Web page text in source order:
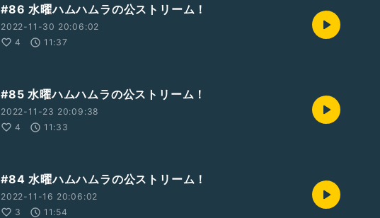
#86 水曜ハムハムラの公ストリーム！
2022-11-30 20:06:02
4
11:37
#85 水曜ハムハムラの公ストリーム！
2022-11-23 20:09:38
4
11:33
#84 水曜ハムハムラの公ストリーム！
2022-11-16 20:06:02
3
11:54